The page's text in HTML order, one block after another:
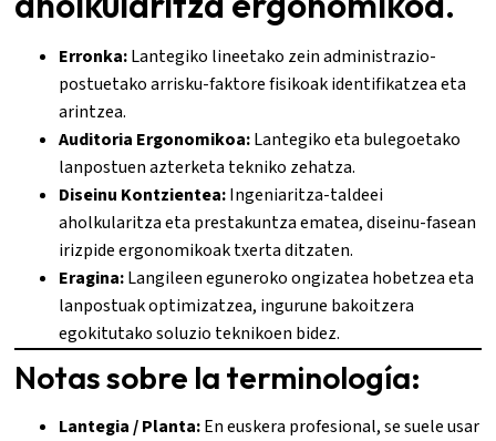
Erronka:Lantegiko lineetako zein administrazio-
postuetako arrisku-faktore fisikoak identifikatzea eta
arintzea.
Auditoria Ergonomikoa:Lantegiko eta bulegoetako
lanpostuen azterketa tekniko zehatza.
Diseinu Kontzientea:Ingeniaritza-taldeei
aholkularitza eta prestakuntza ematea, diseinu-fasean
irizpide ergonomikoak txerta ditzaten.
Eragina:Langileen eguneroko ongizatea hobetzea eta
lanpostuak optimizatzea, ingurune bakoitzera
egokitutako soluzio teknikoen bidez.
Notas sobre la terminología:
Lantegia / Planta:En euskera profesional, se suele usar